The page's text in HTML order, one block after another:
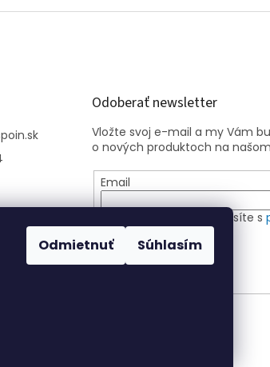
Odmietnuť Súhlasím
Odoberať newsletter
Vložte svoj e-mail a my Vám
o nových produktoch na
Email
Vložením e-mailu súhlasíte s
osobných údajov